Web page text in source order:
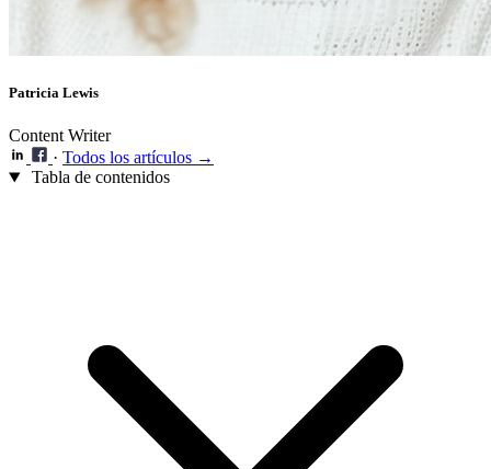
Patricia Lewis
Content Writer
· Todos los artículos →
Tabla de contenidos